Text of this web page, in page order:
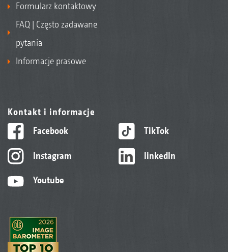
Formularz kontaktowy
FAQ | Często zadawane
pytania
Informacje prasowe
Kontakt i informacje
Facebook
Instagram
Youtube
TikTok
linkedIn